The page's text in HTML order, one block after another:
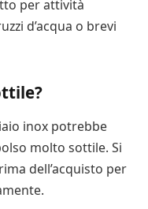
per attività
d’acqua o brevi
inox potrebbe
molto sottile. Si
dell’acquisto per